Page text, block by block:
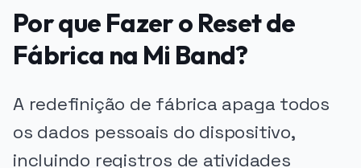
Por que Fazer o Reset de
Fábrica na Mi Band?
A redefinição de fábrica apaga todos
os dados pessoais do dispositivo,
incluindo registros de atividades